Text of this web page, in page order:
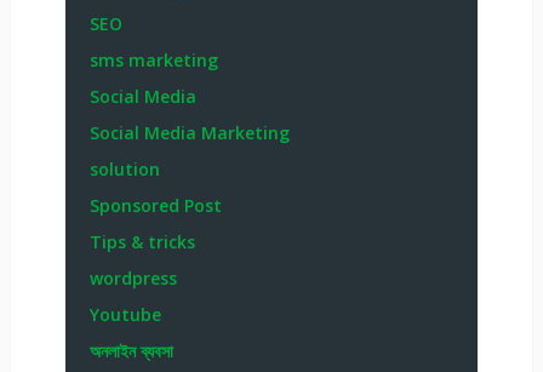
SEO
sms marketing
Social Media
Social Media Marketing
solution
Sponsored Post
Tips & tricks
wordpress
Youtube
অনলাইন ব্যবসা